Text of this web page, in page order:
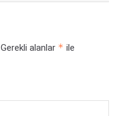
Gerekli alanlar * ile